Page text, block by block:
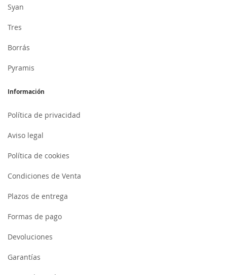
Syan
Tres
Borrás
Pyramis
Información
Política de privacidad
Aviso legal
Política de cookies
Condiciones de Venta
Plazos de entrega
Formas de pago
Devoluciones
Garantías